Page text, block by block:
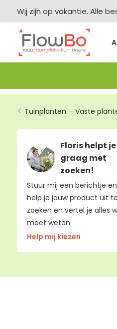
Wij zijn op vakantie. Alle
Tuinplanten - Vaste
Floris helpt je
graag met
zoeken!
Stuur mij een berichtje
help je jouw product uit te
zoeken en vertel je alles
moet weten.
Help mij kiezen